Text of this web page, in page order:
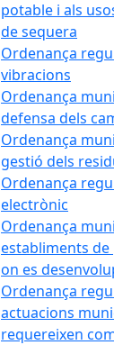
potable i als
de sequera
Ordenança
vibracions
Ordenança
defensa dels
Ordenança
gestió dels
Ordenança
electrònic
Ordenança
establiments
on es
Ordenança
actuacions
requereixen